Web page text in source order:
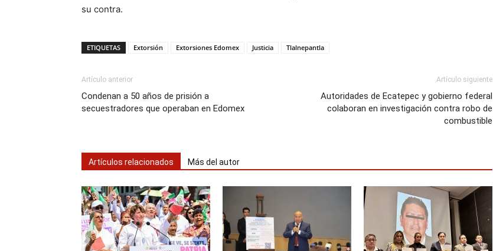
su contra.
ETIQUETAS Extorsión Extorsiones Edomex Justicia Tlalnepantla
Artículo anterior
Condenan a 50 años de prisión a
secuestradores que operaban en Edomex
Artículo siguiente
Autoridades de Ecatepec y gobierno federal
colaboran en investigación contra robo de
combustible
Artículos relacionados Más del autor